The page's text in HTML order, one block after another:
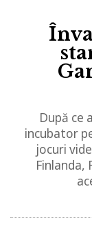
După ce
incubator
jocuri
Finlanda,